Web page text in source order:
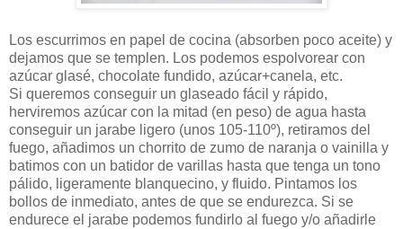
Los escurrimos en papel de cocina (absorben poco aceite) y
dejamos que se templen. Los podemos espolvorear con
azúcar glasé, chocolate fundido, azúcar+canela, etc.
Si queremos conseguir un glaseado fácil y rápido,
herviremos azúcar con la mitad (en peso) de agua hasta
conseguir un jarabe ligero (unos 105-110º), retiramos del
fuego, añadimos un chorrito de zumo de naranja o vainilla y
batimos con un batidor de varillas hasta que tenga un tono
pálido, ligeramente blanquecino, y fluido. Pintamos los
bollos de inmediato, antes de que se endurezca. Si se
endurece el jarabe podemos fundirlo al fuego y/o añadirle